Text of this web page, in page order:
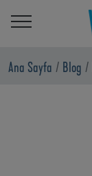
Ana Sayfa Blog